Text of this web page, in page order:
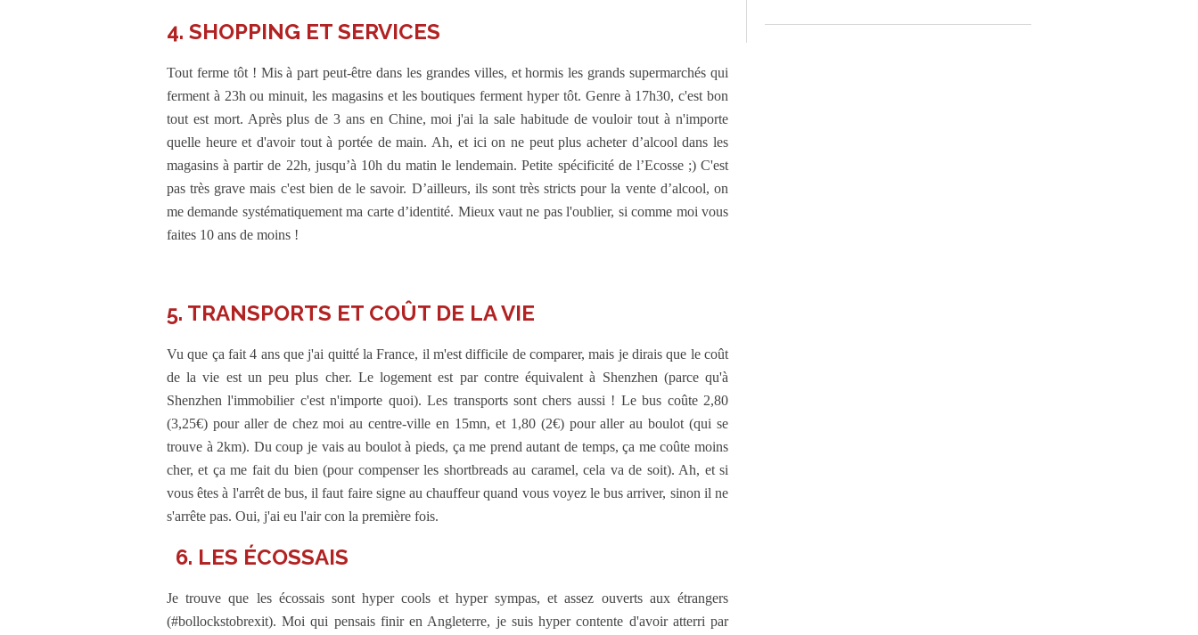
4. SHOPPING ET SERVICES
Tout ferme tôt ! Mis à part peut-être dans les grandes villes, et hormis les grands supermarchés qui
ferment à 23h ou minuit, les magasins et les boutiques ferment hyper tôt. Genre à 17h30, c'est bon
tout est mort. Après plus de 3 ans en Chine, moi j'ai la sale habitude de vouloir tout à n'importe
quelle heure et d'avoir tout à portée de main. Ah, et ici on ne peut plus acheter d’alcool dans les
magasins à partir de 22h, jusqu’à 10h du matin le lendemain. Petite spécificité de l’Ecosse ;) C'est
pas très grave mais c'est bien de le savoir. D’ailleurs, ils sont très stricts pour la vente d’alcool, on
me demande systématiquement ma carte d’identité. Mieux vaut ne pas l'oublier, si comme moi vous
faites 10 ans de moins !
5. TRANSPORTS ET COÛT DE LA VIE
Vu que ça fait 4 ans que j'ai quitté la France, il m'est difficile de comparer, mais je dirais que le coût
de la vie est un peu plus cher. Le logement est par contre équivalent à Shenzhen (parce qu'à
Shenzhen l'immobilier c'est n'importe quoi). Les transports sont chers aussi ! Le bus coûte 2,80
(3,25€) pour aller de chez moi au centre-ville en 15mn, et 1,80 (2€) pour aller au boulot (qui se
trouve à 2km). Du coup je vais au boulot à pieds, ça me prend autant de temps, ça me coûte moins
cher, et ça me fait du bien (pour compenser les shortbreads au caramel, cela va de soit). Ah, et si
vous êtes à l'arrêt de bus, il faut faire signe au chauffeur quand vous voyez le bus arriver, sinon il ne
s'arrête pas. Oui, j'ai eu l'air con la première fois.
6. LES ÉCOSSAIS
Je trouve que les écossais sont hyper cools et hyper sympas, et assez ouverts aux étrangers
(#bollockstobrexit). Moi qui pensais finir en Angleterre, je suis hyper contente d'avoir atterri par